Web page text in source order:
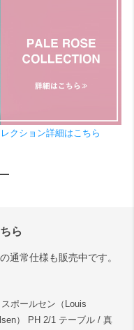
クション詳細はこちら
ら
通常仕様も販売中です。
ポールセン（Louis
） PH 2/1 テーブル / 真